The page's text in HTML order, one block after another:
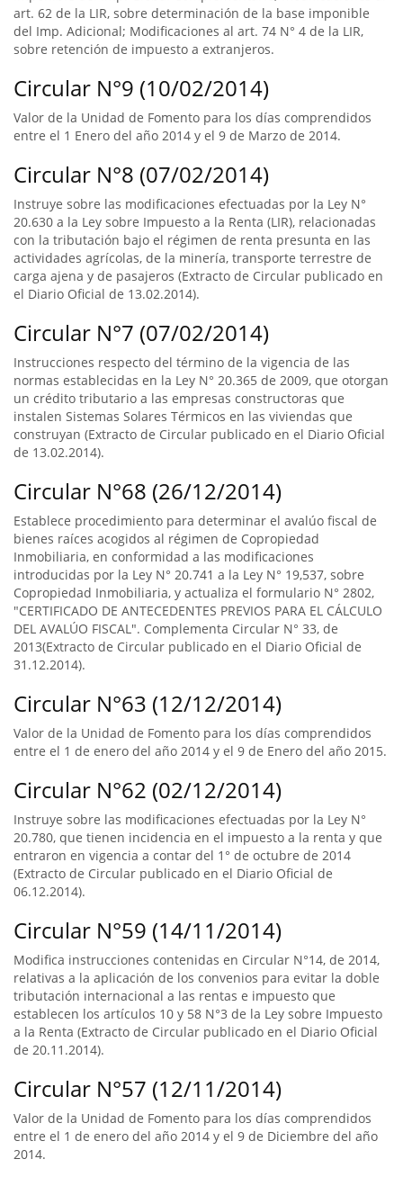
art. 62 de la LIR, sobre determinación de la base imponible
del Imp. Adicional; Modificaciones al art. 74 N° 4 de la LIR,
sobre retención de impuesto a extranjeros.
Circular N°9 (10/02/2014)
Valor de la Unidad de Fomento para los días comprendidos
entre el 1 Enero del año 2014 y el 9 de Marzo de 2014.
Circular N°8 (07/02/2014)
Instruye sobre las modificaciones efectuadas por la Ley N°
20.630 a la Ley sobre Impuesto a la Renta (LIR), relacionadas
con la tributación bajo el régimen de renta presunta en las
actividades agrícolas, de la minería, transporte terrestre de
carga ajena y de pasajeros (Extracto de Circular publicado en
el Diario Oficial de 13.02.2014).
Circular N°7 (07/02/2014)
Instrucciones respecto del término de la vigencia de las
normas establecidas en la Ley N° 20.365 de 2009, que otorgan
un crédito tributario a las empresas constructoras que
instalen Sistemas Solares Térmicos en las viviendas que
construyan (Extracto de Circular publicado en el Diario Oficial
de 13.02.2014).
Circular N°68 (26/12/2014)
Establece procedimiento para determinar el avalúo fiscal de
bienes raíces acogidos al régimen de Copropiedad
Inmobiliaria, en conformidad a las modificaciones
introducidas por la Ley N° 20.741 a la Ley N° 19,537, sobre
Copropiedad Inmobiliaria, y actualiza el formulario N° 2802,
"CERTIFICADO DE ANTECEDENTES PREVIOS PARA EL CÁLCULO
DEL AVALÚO FISCAL". Complementa Circular N° 33, de
2013(Extracto de Circular publicado en el Diario Oficial de
31.12.2014).
Circular N°63 (12/12/2014)
Valor de la Unidad de Fomento para los días comprendidos
entre el 1 de enero del año 2014 y el 9 de Enero del año 2015.
Circular N°62 (02/12/2014)
Instruye sobre las modificaciones efectuadas por la Ley N°
20.780, que tienen incidencia en el impuesto a la renta y que
entraron en vigencia a contar del 1° de octubre de 2014
(Extracto de Circular publicado en el Diario Oficial de
06.12.2014).
Circular N°59 (14/11/2014)
Modifica instrucciones contenidas en Circular N°14, de 2014,
relativas a la aplicación de los convenios para evitar la doble
tributación internacional a las rentas e impuesto que
establecen los artículos 10 y 58 N°3 de la Ley sobre Impuesto
a la Renta (Extracto de Circular publicado en el Diario Oficial
de 20.11.2014).
Circular N°57 (12/11/2014)
Valor de la Unidad de Fomento para los días comprendidos
entre el 1 de enero del año 2014 y el 9 de Diciembre del año
2014.